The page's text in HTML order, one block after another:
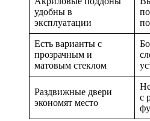
удобны в
эксплуатации
Есть варианты с
прозрачным и
матовым стеклом
Раздвижные двери
экономят место
с